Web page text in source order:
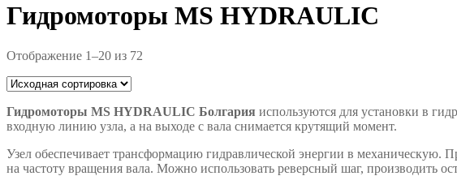
Гидромоторы MS HYDRAULIC
Отображение 1–20 из 72
Гидромоторы MS HYDRAULIC Болгария используются для установки в
входную линию узла, а на выходе с вала снимается крутящий момент.
Узел обеспечивает трансформацию гидравлической энергии в механическую.
на частоту вращения вала. Можно использовать реверсный шаг, производить